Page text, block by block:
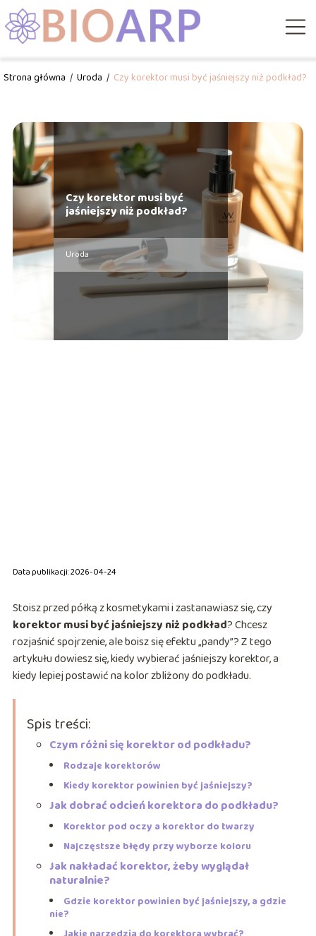
Strona główna / Uroda / Czy korektor musi być jaśniejszy niż podkład?
Czy korektor musi być
jaśniejszy niż podkład?
Uroda
Data publikacji: 2026-04-24
Stoisz przed półką z kosmetykami i zastanawiasz się, czy
korektor musi być jaśniejszy niż podkład? Chcesz
rozjaśnić spojrzenie, ale boisz się efektu „pandy”? Z tego
artykułu dowiesz się, kiedy wybierać jaśniejszy korektor, a
kiedy lepiej postawić na kolor zbliżony do podkładu.
Spis treści:
Czym różni się korektor od podkładu?
Rodzaje korektorów
Kiedy korektor powinien być jaśniejszy?
Jak dobrać odcień korektora do podkładu?
Korektor pod oczy a korektor do twarzy
Najczęstsze błędy przy wyborze koloru
Jak nakładać korektor, żeby wyglądał
naturalnie?
Gdzie korektor powinien być jaśniejszy, a gdzie
nie?